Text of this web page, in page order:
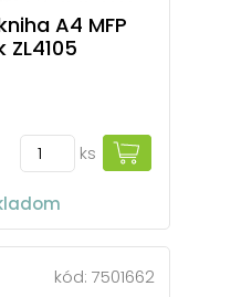
A4 MFP
ks
kód: 7501662